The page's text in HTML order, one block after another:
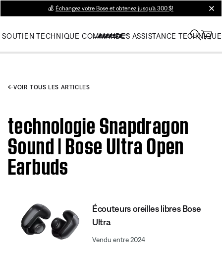
💰 Échangez votre Bose et obtenez jusqu’à 300 $!
SOUTIEN TECHNIQUE COMMANDES ASSISTANCE TECHNIQUE
VOIR TOUS LES ARTICLES
technologie Snapdragon
Sound | Bose Ultra Open
Earbuds
Écouteurs oreilles libres Bose
Ultra
Vendu entre 2024